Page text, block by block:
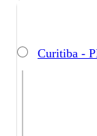
Curitiba -